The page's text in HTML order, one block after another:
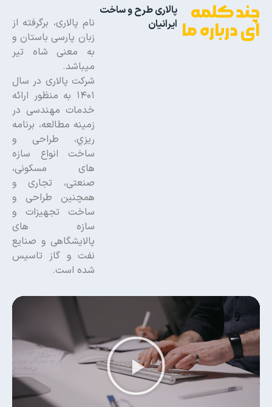
چند کلمه
ای درباره ما
پالاری طرح و ساخت
ایرانیان
نام پالاری، برگرفته از
زبان پارسی باستان و
به معنی شاه تیر
میباشد.
شرکت پالاری در سال
1401 به منظور ارائه
خدمات مهندسی در
زمینه مطالعه، برنامه
ریزي، طراحی و
ساخت انواع سازه
های مسکونی،
صنعتی، تجاری و
همچنین طراحی و
ساخت تجهیزات و
سازه های
پالایشگاهی و صنایع
نفت و گاز تاسیس
شده است.